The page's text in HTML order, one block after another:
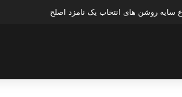
انتخاب ۱۴۰۰